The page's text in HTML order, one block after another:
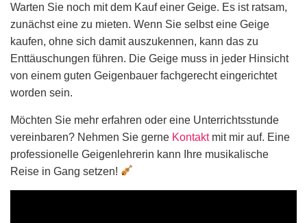
Warten Sie noch mit dem Kauf einer Geige. Es ist ratsam,
zunächst eine zu mieten. Wenn Sie selbst eine Geige
kaufen, ohne sich damit auszukennen, kann das zu
Enttäuschungen führen. Die Geige muss in jeder Hinsicht
von einem guten Geigenbauer fachgerecht eingerichtet
worden sein.
Möchten Sie mehr erfahren oder eine Unterrichtsstunde
vereinbaren? Nehmen Sie gerne Kontaktmit mir auf. Eine
professionelle Geigenlehrerin kann Ihre musikalische
Reise in Gang setzen!